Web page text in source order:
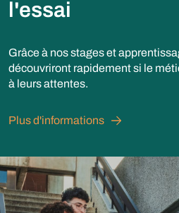
l'essai
Grâce à nos stages et
découvriront rapidement si le
à leurs attentes.
Plus d'informations